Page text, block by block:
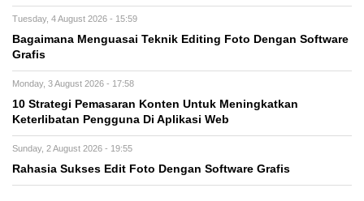
Tuesday, 4 August 2026 - 15:59
Bagaimana Menguasai Teknik Editing Foto Dengan Software
Grafis
Monday, 3 August 2026 - 17:58
10 Strategi Pemasaran Konten Untuk Meningkatkan
Keterlibatan Pengguna Di Aplikasi Web
Sunday, 2 August 2026 - 19:55
Rahasia Sukses Edit Foto Dengan Software Grafis